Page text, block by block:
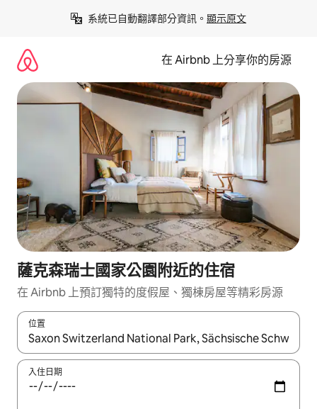
系統已自動翻譯部分資訊。 顯示原文
在 Airbnb 上分享你的房源
薩克森瑞士國家公園附近的住宿
在 Airbnb 上預訂獨特的度假屋、獨棟房屋等精彩房源
位置
如有搜尋結果，瀏覽內容時請使用上下箭頭，或輕點、滑動裝置。
入住日期